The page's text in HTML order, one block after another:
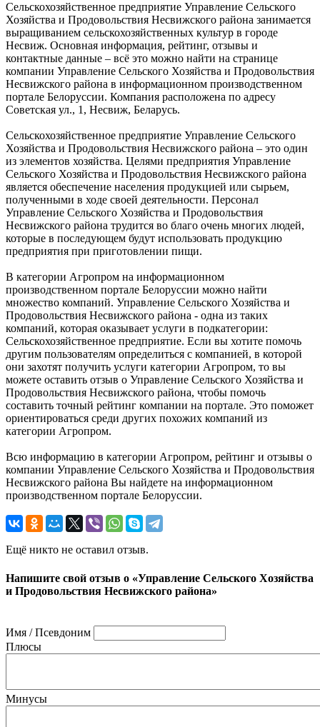
Сельскохозяйственное предприятие Управление Сельского
Хозяйства и Продовольствия Несвижского района занимается
выращиванием сельскохозяйственных культур в городе
Несвиж. Основная информация, рейтинг, отзывы и
контактные данные – всё это можно найти на странице
компании Управление Сельского Хозяйства и Продовольствия
Несвижского района в информационном производственном
портале Белоруссии. Компания расположена по адресу
Советская ул., 1, Несвиж, Беларусь.
Сельскохозяйственное предприятие Управление Сельского
Хозяйства и Продовольствия Несвижского района – это один
из элементов хозяйства. Целями предприятия Управление
Сельского Хозяйства и Продовольствия Несвижского района
является обеспечение населения продукцией или сырьем,
полученными в ходе своей деятельности. Персонал
Управление Сельского Хозяйства и Продовольствия
Несвижского района трудится во благо очень многих людей,
которые в последующем будут использовать продукцию
предприятия при приготовлении пищи.
В категории Агропром на информационном
производственном портале Белоруссии можно найти
множество компаний. Управление Сельского Хозяйства и
Продовольствия Несвижского района - одна из таких
компаний, которая оказывает услуги в подкатегории:
Сельскохозяйственное предприятие. Если вы хотите помочь
другим пользователям определиться с компанией, в которой
они захотят получить услуги категории Агропром, то вы
можете оставить отзыв о Управление Сельского Хозяйства и
Продовольствия Несвижского района, чтобы помочь
составить точный рейтинг компании на портале. Это поможет
ориентироваться среди других похожих компаний из
категории Агропром.
Всю информацию в категории Агропром, рейтинг и отзывы о
компании Управление Сельского Хозяйства и Продовольствия
Несвижского района Вы найдете на информационном
производственном портале Белоруссии.
Ещё никто не оставил отзыв.
Напишите свой отзыв о «Управление Сельского Хозяйства
и Продовольствия Несвижского района»
Имя / Псевдоним
Плюсы
Минусы